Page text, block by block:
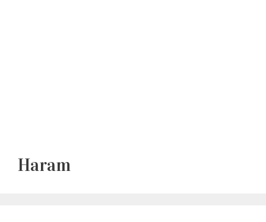
Haram